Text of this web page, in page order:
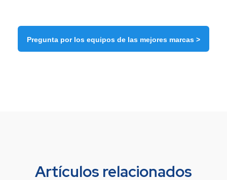
Pregunta por los equipos de las mejores marcas >
Artículos relacionados